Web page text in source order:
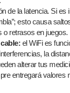
de la latencia. Si es
esto causa
o retrasos en juegos.
el WiFi es
la
alterar tus
entregará valores